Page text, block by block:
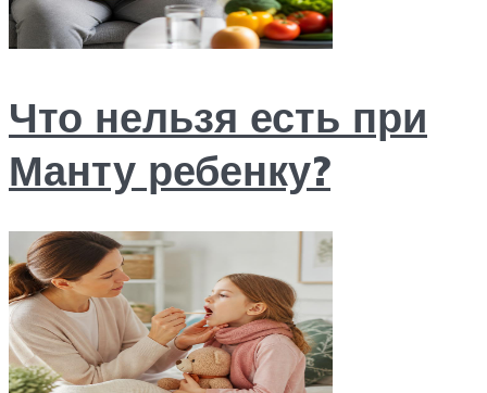
Что нельзя есть при
Манту ребенку?